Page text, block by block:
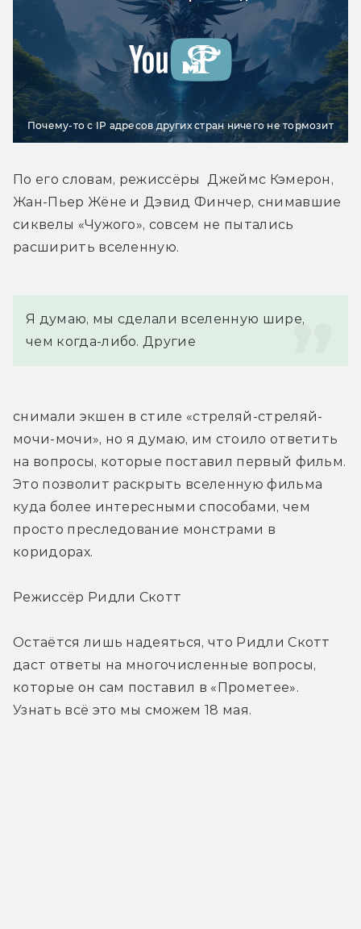
Почему-то с IP адресов других стран ничего не тормозит
По его словам, режиссёры  Джеймс Кэмерон,
Жан-Пьер Жёне и Дэвид Финчер, снимавшие
сиквелы «Чужого», совсем не пытались
расширить вселенную.
Я думаю, мы сделали вселенную шире,
чем когда-либо. Другие
снимали экшен в стиле «стреляй-стреляй-
мочи-мочи», но я думаю, им стоило ответить
на вопросы, которые поставил первый фильм.
Это позволит раскрыть вселенную фильма
куда более интересными способами, чем
просто преследование монстрами в
коридорах.
Режиссёр Ридли Скотт
Остаётся лишь надеяться, что Ридли Скотт
даст ответы на многочисленные вопросы,
которые он сам поставил в «Прометее».
Узнать всё это мы сможем 18 мая.